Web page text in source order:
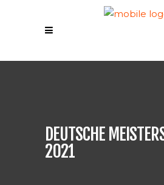
DEUTSCHE
2021